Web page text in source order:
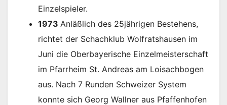
Einzelspieler.
1973 Anläßlich des 25jährigen Bestehens,
richtet der Schachklub Wolfratshausen im
Juni die Oberbayerische Einzelmeisterschaft
im Pfarrheim St. Andreas am Loisachbogen
aus. Nach 7 Runden Schweizer System
konnte sich Georg Wallner aus Pfaffenhofen